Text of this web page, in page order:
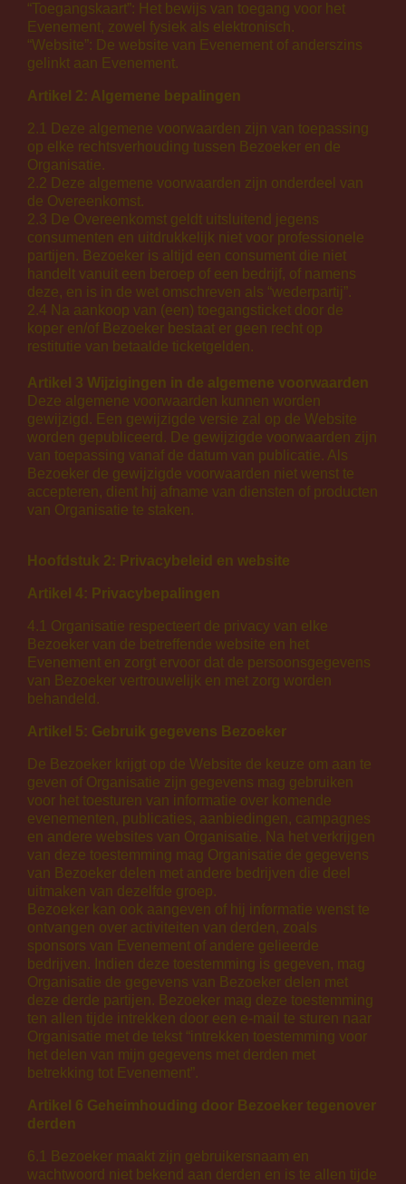
“Toegangskaart”: Het bewijs van toegang voor het
Evenement, zowel fysiek als elektronisch.
“Website”: De website van Evenement of anderszins
gelinkt aan Evenement.
Artikel 2: Algemene bepalingen
2.1 Deze algemene voorwaarden zijn van toepassing
op elke rechtsverhouding tussen Bezoeker en de
Organisatie.
2.2 Deze algemene voorwaarden zijn onderdeel van
de Overeenkomst.
2.3 De Overeenkomst geldt uitsluitend jegens
consumenten en uitdrukkelijk niet voor professionele
partijen. Bezoeker is altijd een consument die niet
handelt vanuit een beroep of een bedrijf, of namens
deze, en is in de wet omschreven als “wederpartij”.
2.4 Na aankoop van (een) toegangsticket door de
koper en/of Bezoeker bestaat er geen recht op
restitutie van betaalde ticketgelden.
Artikel 3 Wijzigingen in de algemene voorwaarden
Deze algemene voorwaarden kunnen worden
gewijzigd. Een gewijzigde versie zal op de Website
worden gepubliceerd. De gewijzigde voorwaarden zijn
van toepassing vanaf de datum van publicatie. Als
Bezoeker de gewijzigde voorwaarden niet wenst te
accepteren, dient hij afname van diensten of producten
van Organisatie te staken.
Hoofdstuk 2: Privacybeleid en website
Artikel 4: Privacybepalingen
4.1 Organisatie respecteert de privacy van elke
Bezoeker van de betreffende website en het
Evenement en zorgt ervoor dat de persoonsgegevens
van Bezoeker vertrouwelijk en met zorg worden
behandeld.
Artikel 5: Gebruik gegevens Bezoeker
De Bezoeker krijgt op de Website de keuze om aan te
geven of Organisatie zijn gegevens mag gebruiken
voor het toesturen van informatie over komende
evenementen, publicaties, aanbiedingen, campagnes
en andere websites van Organisatie. Na het verkrijgen
van deze toestemming mag Organisatie de gegevens
van Bezoeker delen met andere bedrijven die deel
uitmaken van dezelfde groep.
Bezoeker kan ook aangeven of hij informatie wenst te
ontvangen over activiteiten van derden, zoals
sponsors van Evenement of andere gelieerde
bedrijven. Indien deze toestemming is gegeven, mag
Organisatie de gegevens van Bezoeker delen met
deze derde partijen. Bezoeker mag deze toestemming
ten allen tijde intrekken door een e-mail te sturen naar
Organisatie met de tekst “intrekken toestemming voor
het delen van mijn gegevens met derden met
betrekking tot Evenement”.
Artikel 6 Geheimhouding door Bezoeker tegenover
derden
6.1 Bezoeker maakt zijn gebruikersnaam en
wachtwoord niet bekend aan derden en is te allen tijde